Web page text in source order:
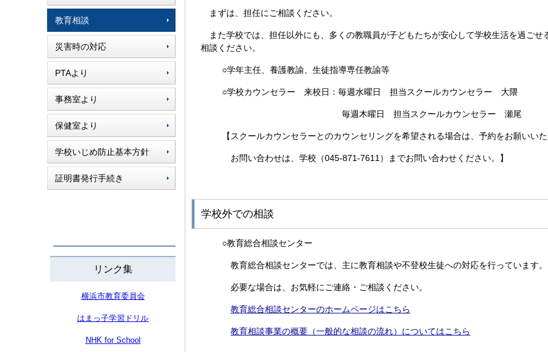
教育相談
災害時の対応
PTAより
事務室より
保健室より
学校いじめ防止基本方針
証明書発行手続き
リンク集
横浜市教育委員会
はまっ子学習ドリル
NHK for School
まずは、担任にご相談ください。
また学校では、担任以外にも、多くの教職員が子どもたちが安心して学校生活を過ご
相談ください。
○学年主任、養護教諭、生徒指導専任教諭等
○学校カウンセラー 来校日：毎週水曜日 担当スクールカウンセラー 大隈
毎週木曜日 担当スクールカウンセラー 瀬尾
【スクールカウンセラーとのカウンセリングを希望される場合は、予約をお願いい
お問い合わせは、学校（045-871-7611）までお問い合わせください。】
学校外での相談
○教育総合相談センター
教育総合相談センターでは、主に教育相談や不登校生徒への対応を行っています。
必要な場合は、お気軽にご連絡・ご相談ください。
教育総合相談センターのホームページはこちら
教育相談事業の概要（一般的な相談の流れ）についてはこちら